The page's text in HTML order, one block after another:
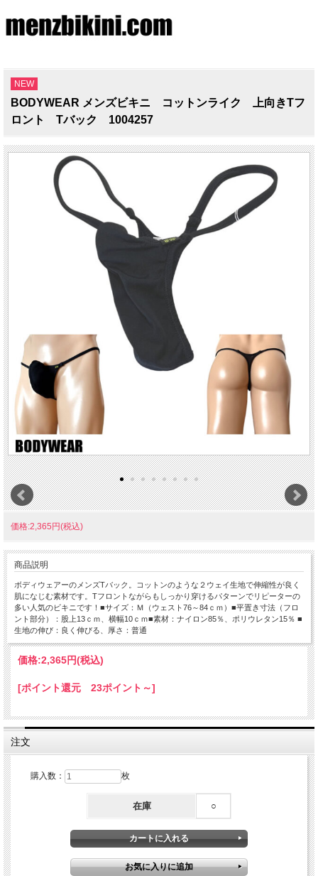
NEW
BODYWEAR メンズビキニ コットンライク 上向きTフ
ロント Tバック 1004257
価格:2,365円(税込)
商品説明
ボディウェアーのメンズTバック。コットンのような２ウェイ生地で伸縮性が良く
肌になじむ素材です。Tフロントながらもしっかり穿けるパターンでリピーターの
多い人気のビキニです！■サイズ：Ｍ（ウェスト76～84ｃｍ）■平置き寸法（フロ
ント部分）：股上13ｃｍ、横幅10ｃｍ■素材：ナイロン85％、ポリウレタン15％ ■
生地の伸び：良く伸びる、厚さ：普通
価格:2,365円(税込)
[ポイント還元 23ポイント～]
注文
購入数： 枚
在庫 ○